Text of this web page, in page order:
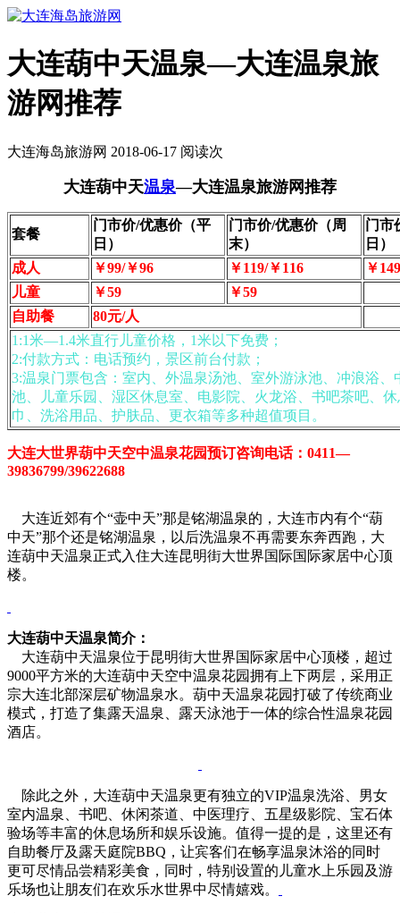
大连葫中天温泉—大连温泉旅
游网推荐
大连海岛旅游网 2018-06-17 阅读次
大连葫中天温泉—大连温泉旅游网推荐
套餐
门市价/优惠价（平
日）
门市价/优惠价（周
末）
门市
日）
成人
￥99/￥96 ￥119/￥116
￥
儿童
￥59
￥59
自助餐
80元/人
1:1米—1.4米直行儿童价格，1米以下免费；
2:付款方式：电话预约，景区前台付款；
3:温泉门票包含：室内、外温泉汤池、室外游泳池、冲浪浴、
池、儿童乐园、湿区休息室、电影院、火龙浴、书吧茶吧、
巾、洗浴用品、护肤品、更衣箱等多种超值项目。
大连大世界葫中天空中温泉花园预订咨询电话：0411—
39836799/39622688
大连近郊有个“壶中天”那是铭湖温泉的，大连市内有个“葫
中天”那个还是铭湖温泉，以后洗温泉不再需要东奔西跑，大
连葫中天温泉正式入住大连昆明街大世界国际国际家居中心顶
楼。
大连葫中天温泉简介：
大连葫中天温泉位于昆明街大世界国际家居中心顶楼，超过
9000平方米的大连葫中天空中温泉花园拥有上下两层，采用正
宗大连北部深层矿物温泉水。葫中天温泉花园打破了传统商业
模式，打造了集露天温泉、露天泳池于一体的综合性温泉花园
酒店。
除此之外，大连葫中天温泉更有独立的VIP温泉洗浴、男女
室内温泉、书吧、休闲茶道、中医理疗、五星级影院、宝石体
验场等丰富的休息场所和娱乐设施。值得一提的是，这里还有
自助餐厅及露天庭院BBQ，让宾客们在畅享温泉沐浴的同时
更可尽情品尝精彩美食，同时，特别设置的儿童水上乐园及游
乐场也让朋友们在欢乐水世界中尽情嬉戏。